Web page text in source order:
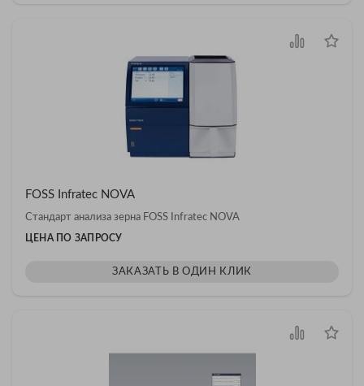
FOSS Infratec NOVA
Cтандарт анализа зерна FOSS Infratec NOVA
ЦЕНА ПО ЗАПРОСУ
ЗАКАЗАТЬ В ОДИН КЛИК